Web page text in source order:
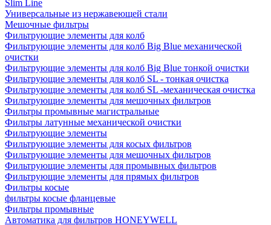
Slim Line
Универсальные из нержавеющей стали
Мешочные фильтры
Фильтрующие элементы для колб
Фильтрующие элементы для колб Big Blue механической
очистки
Фильтрующие элементы для колб Big Blue тонкой очистки
Фильтрующие элементы для колб SL - тонкая очистка
Фильтрующие элементы для колб SL -механическая очистка
Фильтрующие элементы для мешочных фильтров
Фильтры промывные магистральные
Фильтры латунные механической очистки
Фильтрующие элементы
Фильтрующие элементы для косых фильтров
Фильтрующие элементы для мешочных фильтров
Фильтрующие элементы для промывных фильтров
Фильтрующие элементы для прямых фильтров
Фильтры косые
фильтры косые фланцевые
Фильтры промывные
Автоматика для фильтров HONEYWELL